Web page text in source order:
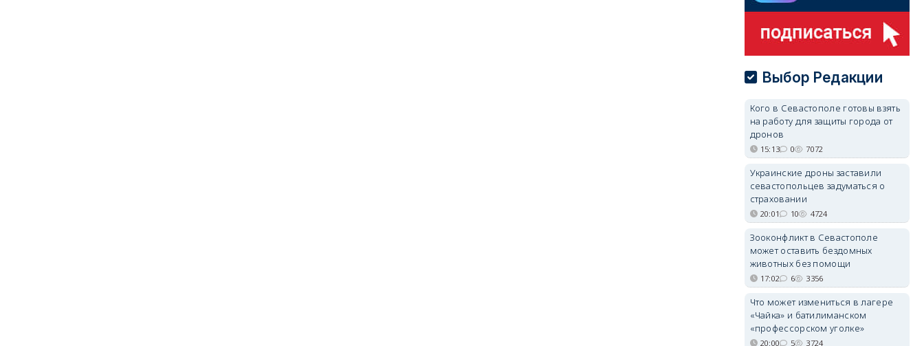
Выбор Редакции
Кого в Севастополе готовы взять
на работу для защиты города от
дронов
15:13 0 7072
Украинские дроны заставили
севастопольцев задуматься о
страховании
20:01 10 4724
Зооконфликт в Севастополе
может оставить бездомных
животных без помощи
17:02 6 3356
Что может измениться в лагере
«Чайка» и батилиманском
«профессорском уголке»
20:00 5 3724